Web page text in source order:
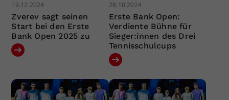
19.12.2024
Zverev sagt seinen
Start bei den Erste
Bank Open 2025 zu
28.10.2024
Erste Bank Open:
Verdiente Bühne für
Sieger:innen des Drei
Tennisschulcups